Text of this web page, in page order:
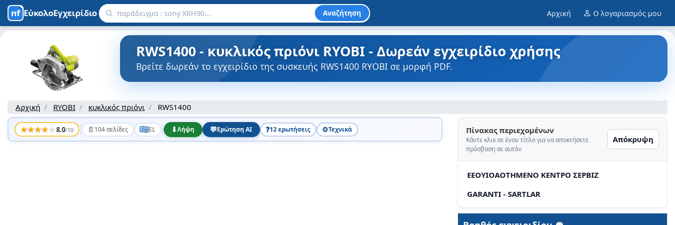
ΕύκολοΕγχειρίδιο Αναζήτηση Αρχική Ο λογαριασμός μου
RWS1400 - κυκλικός πριόνι RYOBI - Δωρεάν εγχειρίδιο χρήσης
Βρείτε δωρεάν το εγχειρίδιο της συσκευής RWS1400 RYOBI σε μορφή PDF.
Αρχική RYOBI κυκλικός πριόνι RWS1400
★★★★★8.0/10 📄 104 σελίδες EL ⬇Λήψη 💬Ερώτηση AI ❓12 ερωτήσεις ⚙️Τεχνικά Πίνακας περιεχομένων
Κάντε κλικ σε έναν τίτλο για να αποκτήσετε
πρόσβαση σε αυτόν
Απόκρυψη
EEOYIOAOTHMENO KENTPO ΣEPBIZ
GARANTI - SARTLAR